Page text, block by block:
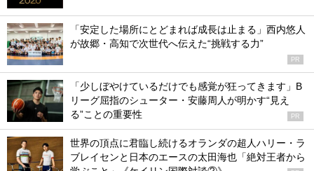
「安定した場所にとどまれば成長は止まる」西内悠人
が故郷・高知で次世代へ伝えた“挑戦する力”
PR
「少しぼやけているだけでも感覚が狂ってきます」B
リーグ屈指のシューター・安藤周人が明かす“見え
る”ことの重要性
PR
世界の頂点に君臨し続けるオランダの超人ハリー・ラ
ブレイセンと日本のエースの太田海也「絶対王者から